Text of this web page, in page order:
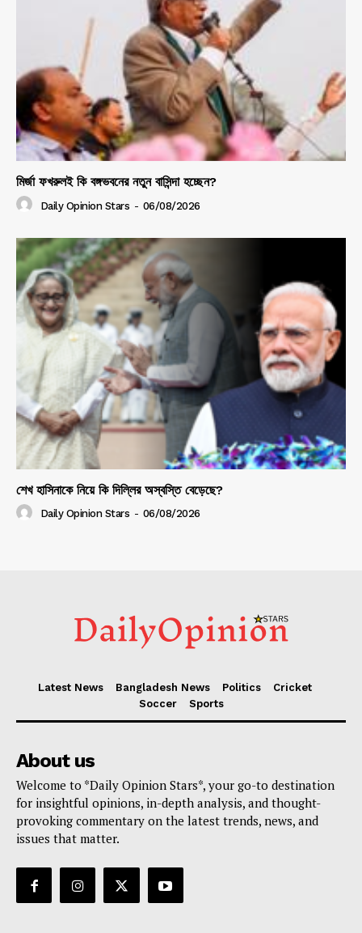
মির্জা ফখরুলই কি বঙ্গভবনের নতুন বাসিন্দা হচ্ছেন?
Daily Opinion Stars - 06/08/2026
শেখ হাসিনাকে নিয়ে কি দিল্লির অস্বস্তি বেড়েছে?
Daily Opinion Stars - 06/08/2026
Latest News Bangladesh News Politics
Cricket
Soccer
Sports
About us
Welcome to *Daily Opinion Stars*, your go-to destination
for insightful opinions, in-depth analysis, and thought-
provoking commentary on the latest trends, news, and
issues that matter.